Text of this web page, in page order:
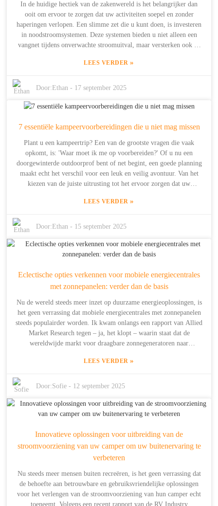
zo aantrekkelijk maken, hoe efficiënt ze werkelijk zijn, en misschien
helpen we je zelfs om zelf energieonafhankelijkheid te bereiken.
In de huidige hectiek van de zakenwereld is het belangrijker dan
ooit om ervoor te zorgen dat uw activiteiten soepel en zonder
haperingen verlopen. Een slimme zet die u kunt doen, is investeren
in noodstroomsystemen. Deze systemen bieden u niet alleen een
vangnet tijdens onverwachte stroomuitval, maar versterken ook de
Technology Co. Ltd. bestaan ​​we al sinds 2014 en richten we ons op
gepassioneerd over het creëren van slimme energiesystemen die
tien jaar praktijkervaring in nieuwe energietechnologie begrijpen we
blog deel ik vijf goede redenen waarom prioriteit geven aan
veranderen. Ze helpen u veerkrachtig te blijven en alles soepel te
laten verlopen, ongeacht de uitdagingen die op uw pad komen.
LEES VERDER»
Door:Ethan - 17 september 2025
7 essentiële kampeervoorbereidingen die u niet mag missen
Plant u een kampeertrip? Een van de grootste vragen die vaak
opkomt, is: 'Waar moet ik me op voorbereiden?' Of u nu een
doorgewinterde outdoorprof bent of net begint, een goede planning
maakt echt het verschil voor een leuk en veilig avontuur. Van het
kiezen van de juiste uitrusting tot het ervoor zorgen dat uw
Technology Co. Ltd. begrijpen we volledig hoe belangrijk dit is.
energietechnologie waarmee u in de wildernis van stroom kunt
blijven voorzien. Sinds onze oprichting in 2014 heeft onze focus op
R&D en het ontwikkelen van betrouwbare producten ons geholpen
om innovatieve energieopties te bieden aan zowel huishoudens als
reis, begeleiden we u door zeven onmisbare voorbereidingen voor
kamperen die u zeker niet mag vergeten.
LEES VERDER»
Door:Ethan - 15 september 2025
Eclectische opties verkennen voor mobiele energiecentrales
met zonnepanelen: verder dan de basis
Nu de wereld steeds meer inzet op duurzame energieoplossingen, is
het geen verrassing dat mobiele energiecentrales met zonnepanelen
steeds populairder worden. Ik kwam onlangs een rapport van Allied
Market Research tegen – ja, het klopt – waarin staat dat de
wereldwijde markt voor draagbare zonnegeneratoren naar
groeit sinds 2019 met een solide samengesteld jaarlijks
hoeveel mensen vertrouwen op hernieuwbare energie, vooral op
plekken waar geen elektriciteitsnet is aangesloten. Hier bij Shanghai
Dowell Technology Co., Ltd. zitten we midden in deze
ontwikkeling. Met meer dan tien jaar ervaring in geavanceerde
energieopslagproducten. Opgericht in 2014, ligt onze focus vooral
op R&D, integratie en productie. Dit betekent dat we slimme
energieopslagoplossingen kunnen creëren die zijn afgestemd op
gids laat ik je kennismaken met een aantal van de coolste opties voor
mobiele energiecentrales met zonnepanelen. Ik ga verder dan de
gemiddelde modellen en ben er klaar voor gezinnen, avonturiers en
LEES VERDER»
Door:Sofie - 12 september 2025
Innovatieve oplossingen voor uitbreiding van de
stroomvoorziening van uw camper om uw buitenervaring te
verbeteren
Nu steeds meer mensen buiten recreëren, is het geen verrassing dat
de behoefte aan betrouwbare en gebruiksvriendelijke oplossingen
voor het verlengen van de stroomvoorziening van hun camper echt
toeneemt. Volgens een recent rapport van de RV Industry